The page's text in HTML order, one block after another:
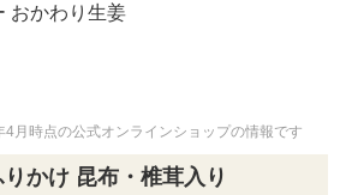
おかわり生姜
月時点の公式オンラインショップの情報です
かけ 昆布・椎茸入り